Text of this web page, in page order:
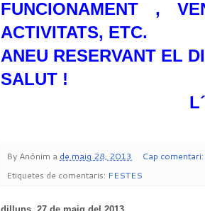
FUNCIONAMENT ,
ACTIVITATS, ETC.
ANEU RESERVANT EL
SALUT !
By Anònim a de maig 28, 2013
Cap comentari:
Etiquetes de comentaris: FESTES